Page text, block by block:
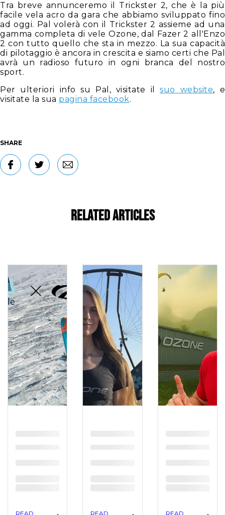
Tra breve annunceremo il Trickster 2, che è la più
facile vela acro da gara che abbiamo sviluppato fino
ad oggi. Pal volerà con il Trickster 2 assieme ad una
gamma completa di vele Ozone, dal Fazer 2 all'Enzo
2 con tutto quello che sta in mezzo. La sua capacità
di pilotaggio è ancora in crescita e siamo certi che Pal
avrà un radioso futuro in ogni branca del nostro
sport.
Per ulteriori info su Pal, visitate ilsuo website, e
visitate la sua pagina facebook.
SHARE
Related Articles
READ
READ
READ